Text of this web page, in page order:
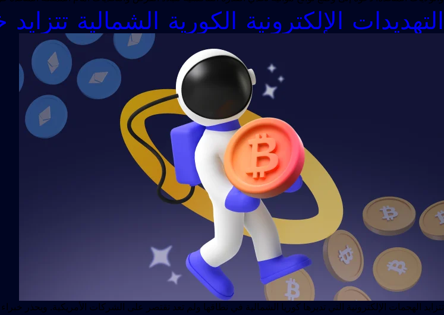
التهديدات الإلكترونية الكورية الشمالية
تتزايد الهجمات الإلكترونية التي تديرها كوريا الشمالية في نطاقها ولم تعد تقتصر على الشركات الأمريكية. ويحذر